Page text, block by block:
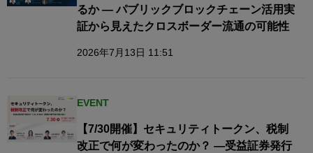
るか — パブリックブロックチェーン活用実
証から見えたクロスボーダー流通の可能性
2026年7月13日 11:51
EVENT
【7/30開催】セキュリティトークン、税制
改正で何が変わったのか？ ―受益証券発行